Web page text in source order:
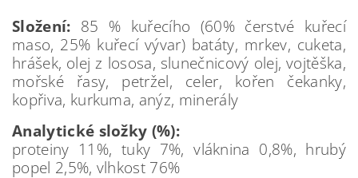
Složení: 85 % kuřecího (60% čerstvé kuřecí
maso, 25% kuřecí vývar) batáty, mrkev, cuketa,
hrášek, olej z lososa, slunečnicový olej, vojtěška,
mořské řasy, petržel, celer, kořen čekanky,
kopřiva, kurkuma, anýz, minerály
Analytické složky (%):
proteiny 11%, tuky 7%, vláknina 0,8%, hrubý
popel 2,5%, vlhkost 76%